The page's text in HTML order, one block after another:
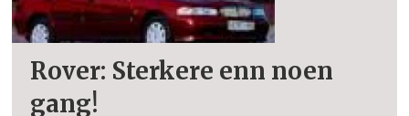
Rover: Sterkere enn noen
gang!